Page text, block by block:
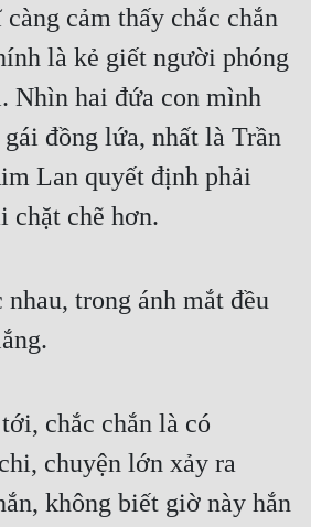
cảm thấy chắc chắn
là kẻ giết người phóng
Nhìn hai đứa con mình
đồng lứa, nhất là Trần
Lan quyết định phải
chặt chẽ hơn.
trong ánh mắt đều
chắc chắn là có
chuyện lớn xảy ra
không biết giờ này hắn